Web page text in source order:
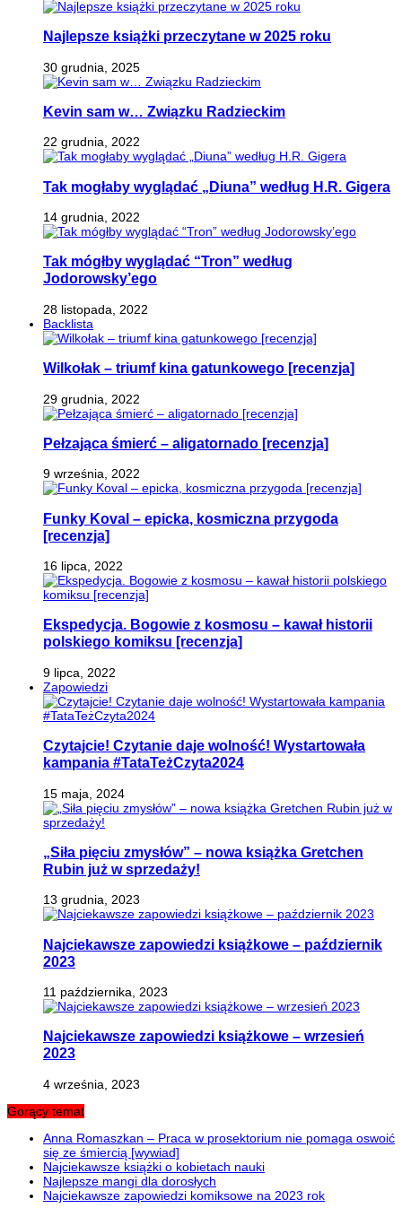
Najlepsze książki przeczytane w 2025 roku
30 grudnia, 2025
Kevin sam w… Związku Radzieckim
22 grudnia, 2022
Tak mogłaby wyglądać „Diuna” według H.R. Gigera
14 grudnia, 2022
Tak mógłby wyglądać “Tron” według
Jodorowsky’ego
28 listopada, 2022
Backlista
Wilkołak – triumf kina gatunkowego [recenzja]
29 grudnia, 2022
Pełzająca śmierć – aligatornado [recenzja]
9 września, 2022
Funky Koval – epicka, kosmiczna przygoda
[recenzja]
16 lipca, 2022
Ekspedycja. Bogowie z kosmosu – kawał historii
polskiego komiksu [recenzja]
9 lipca, 2022
Zapowiedzi
Czytajcie! Czytanie daje wolność! Wystartowała
kampania #TataTeżCzyta2024
15 maja, 2024
„Siła pięciu zmysłów” – nowa książka Gretchen
Rubin już w sprzedaży!
13 grudnia, 2023
Najciekawsze zapowiedzi książkowe – październik
2023
11 października, 2023
Najciekawsze zapowiedzi książkowe – wrzesień
2023
4 września, 2023
Gorący temat
Anna Romaszkan – Praca w prosektorium nie pomaga oswoić
się ze śmiercią [wywiad]
Najciekawsze książki o kobietach nauki
Najlepsze mangi dla dorosłych
Najciekawsze zapowiedzi komiksowe na 2023 rok